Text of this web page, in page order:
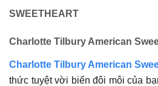
SWEETHEART
Charlotte Tilbury American
Charlotte Tilbury American
thức tuyệt vời biến đôi môi của